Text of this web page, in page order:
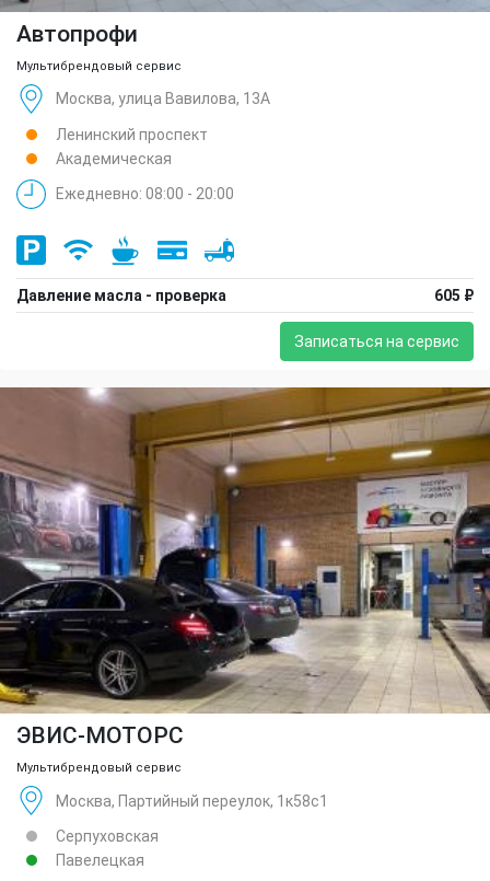
Автопрофи
Мультибрендовый сервис
Москва, улица Вавилова, 13А
Ленинский проспект
Академическая
Ежедневно: 08:00 - 20:00
Давление масла - проверка 605 ₽
Записаться на сервис
ЭВИС-МОТОРС
Мультибрендовый сервис
Москва, Партийный переулок, 1к58с1
Серпуховская
Павелецкая